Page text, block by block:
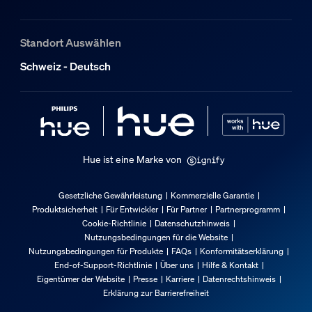
Gesamte Höhe
90 mm
Gesamte Länge
1'299 mm
Höhe der Produktpalette
235 mm to 1570 mm
Garantie
Technische Daten
Lichtleistung von 4.000 K
Standort Auswählen
Schweiz - Deutsch
Hue ist eine Marke von
Gesetzliche Gewährleistung
Kommerzielle Garantie
Produktsicherheit
Für Entwickler Für Partner
Partnerprogramm
Cookie-Richtlinie
Datenschutzhinweis
Nutzungsbedingungen für die Website
Nutzungsbedingungen für Produkte
FAQs
Konformitätserklärung
End-of-Support-Richtlinie
Über uns
Hilfe & Kontakt
Eigentümer der Website
Presse Karriere
Datenrechtshinweis
Erklärung zur Barrierefreiheit